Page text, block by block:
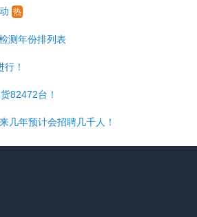
热
测年份排列表
！
82472台！
几年预计会招聘几千人！